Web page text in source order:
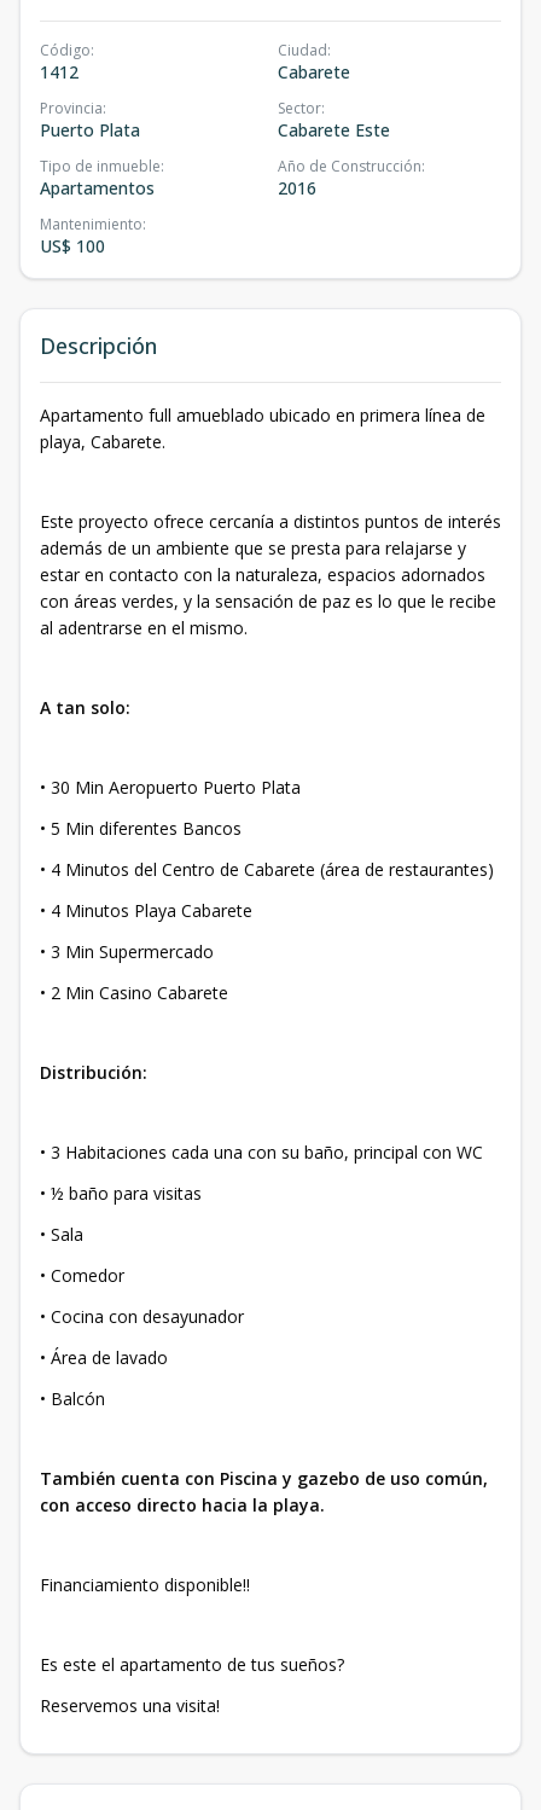
Código:
1412
Ciudad:
Cabarete
Provincia:
Puerto Plata
Sector:
Cabarete Este
Tipo de inmueble:
Apartamentos
Año de Construcción:
2016
Mantenimiento:
US$ 100
Descripción
Apartamento full amueblado ubicado en primera línea de
playa, Cabarete.
Este proyecto ofrece cercanía a distintos puntos de interés
además de un ambiente que se presta para relajarse y
estar en contacto con la naturaleza, espacios adornados
con áreas verdes, y la sensación de paz es lo que le recibe
al adentrarse en el mismo.
A tan solo:
• 30 Min Aeropuerto Puerto Plata
• 5 Min diferentes Bancos
• 4 Minutos del Centro de Cabarete (área de restaurantes)
• 4 Minutos Playa Cabarete
• 3 Min Supermercado
• 2 Min Casino Cabarete
Distribución:
• 3 Habitaciones cada una con su baño, principal con WC
• ½ baño para visitas
• Sala
• Comedor
• Cocina con desayunador
• Área de lavado
• Balcón
También cuenta con Piscina y gazebo de uso común,
con acceso directo hacia la playa.
Financiamiento disponible!!
Es este el apartamento de tus sueños?
Reservemos una visita!